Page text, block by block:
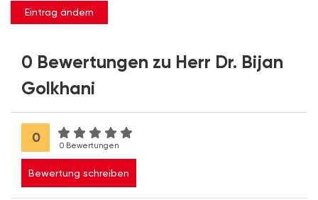
Eintrag ändern
0 Bewertungen zu Herr Dr. Bijan
Golkhani
0
0 Bewertungen
Bewertung schreiben